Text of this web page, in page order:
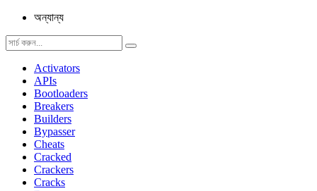
অন্যান্য
Activators
APIs
Bootloaders
Breakers
Builders
Bypasser
Cheats
Cracked
Crackers
Cracks